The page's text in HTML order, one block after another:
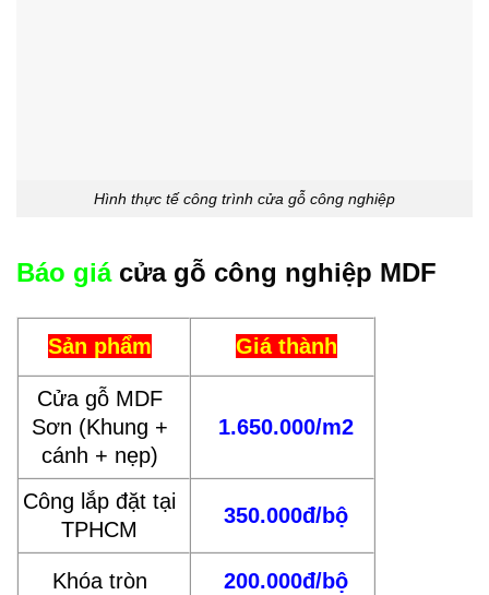
Hình thực tế công trình cửa gỗ công nghiệp
Báo giá cửa gỗ công nghiệp MDF
Sản phẩm Giá thành
Cửa gỗ MDF
Sơn (Khung +
cánh + nẹp)
1.650.000/m2
Công lắp đặt tại
TPHCM
350.000đ/bộ
Khóa tròn 200.000đ/bộ